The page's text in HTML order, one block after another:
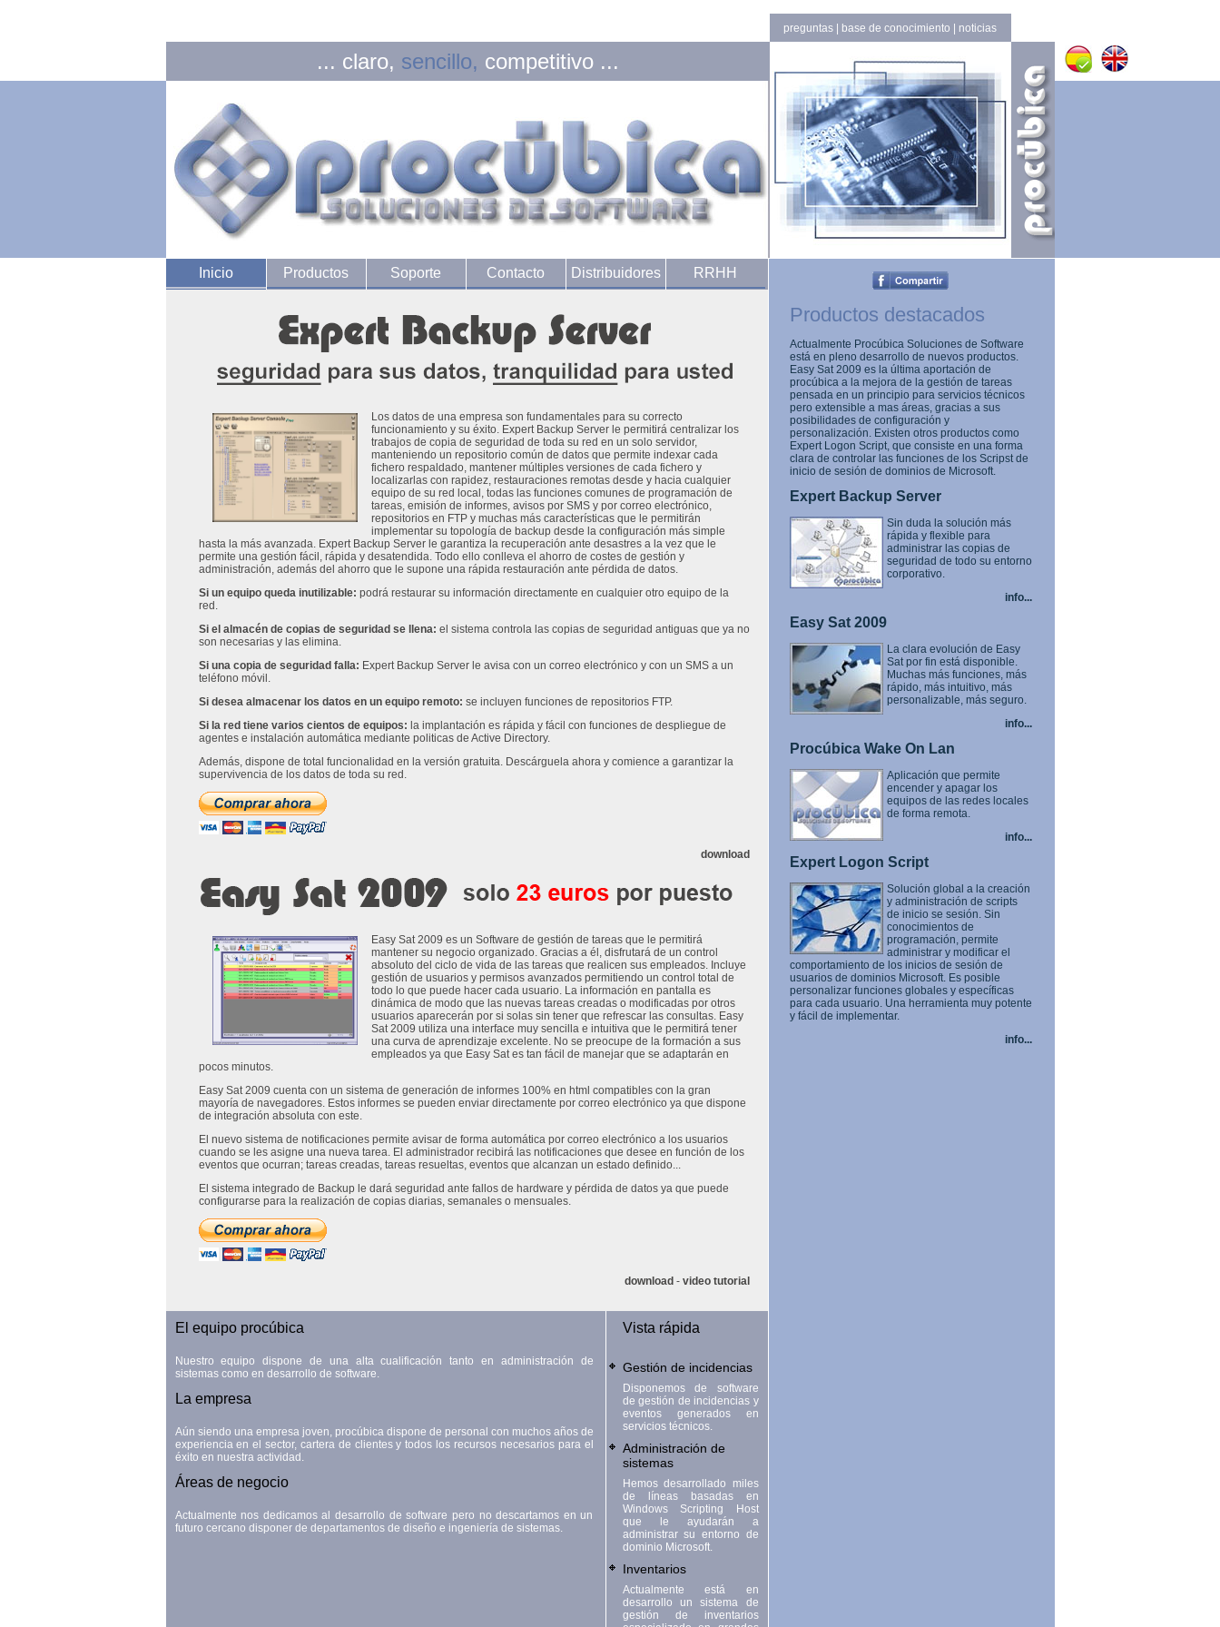
... claro, sencillo, competitivo ...
preguntas base de conocimiento noticias
Inicio Productos Soporte Contacto Distribuidores RRHH
Los datos de una empresa son fundamentales para su correcto
funcionamiento y su éxito. Expert Backup Server le permitirá centralizar los
trabajos de copia de seguridad de toda su red en un solo servidor,
manteniendo un repositorio común de datos que permite indexar cada
fichero respaldado, mantener múltiples versiones de cada fichero y
localizarlas con rapidez, restauraciones remotas desde y hacia cualquier
equipo de su red local, todas las funciones comunes de programación de
tareas, emisión de informes, avisos por SMS y por correo electrónico,
repositorios en FTP y muchas más características que le permitirán
implementar su topología de backup desde la configuración más simple
hasta la más avanzada. Expert Backup Server le garantiza la recuperación ante desastres a la vez que le
permite una gestión fácil, rápida y desatendida. Todo ello conlleva el ahorro de costes de gestión y
administración, además del ahorro que le supone una rápida restauración ante pérdida de datos.
Si un equipo queda inutilizable: podrá restaurar su información directamente en cualquier otro equipo de la
red.
Si el almacén de copias de seguridad se llena: el sistema controla las copias de seguridad antiguas que ya no
son necesarias y las elimina.
Si una copia de seguridad falla: Expert Backup Server le avisa con un correo electrónico y con un SMS a un
teléfono móvil.
Si desea almacenar los datos en un equipo remoto: se incluyen funciones de repositorios FTP.
Si la red tiene varios cientos de equipos: la implantación es rápida y fácil con funciones de despliegue de
agentes e instalación automática mediante politicas de Active Directory.
Además, dispone de total funcionalidad en la versión gratuita. Descárguela ahora y comience a garantizar la
supervivencia de los datos de toda su red.
download
Easy Sat 2009 es un Software de gestión de tareas que le permitirá
mantener su negocio organizado. Gracias a él, disfrutará de un control
absoluto del ciclo de vida de las tareas que realicen sus empleados. Incluye
gestión de usuarios y permisos avanzados permitiendo un control total de
todo lo que puede hacer cada usuario. La información en pantalla es
dinámica de modo que las nuevas tareas creadas o modificadas por otros
usuarios aparecerán por si solas sin tener que refrescar las consultas. Easy
Sat 2009 utiliza una interface muy sencilla e intuitiva que le permitirá tener
una curva de aprendizaje excelente. No se preocupe de la formación a sus
empleados ya que Easy Sat es tan fácil de manejar que se adaptarán en
pocos minutos.
Easy Sat 2009 cuenta con un sistema de generación de informes 100% en html compatibles con la gran
mayoría de navegadores. Estos informes se pueden enviar directamente por correo electrónico ya que dispone
de integración absoluta con este.
El nuevo sistema de notificaciones permite avisar de forma automática por correo electrónico a los usuarios
cuando se les asigne una nueva tarea. El administrador recibirá las notificaciones que desee en función de los
eventos que ocurran; tareas creadas, tareas resueltas, eventos que alcanzan un estado definido...
El sistema integrado de Backup le dará seguridad ante fallos de hardware y pérdida de datos ya que puede
configurarse para la realización de copias diarias, semanales o mensuales.
download - video tutorial
El equipo procúbica
Nuestro equipo dispone de una alta cualificación tanto en administración de
sistemas como en desarrollo de software.
La empresa
Aún siendo una empresa joven, procúbica dispone de personal con muchos años de
experiencia en el sector, cartera de clientes y todos los recursos necesarios para el
éxito en nuestra actividad.
Áreas de negocio
Actualmente nos dedicamos al desarrollo de software pero no descartamos en un
futuro cercano disponer de departamentos de diseño e ingeniería de sistemas.
Vista rápida
Gestión de incidencias
Disponemos de software
de gestión de incidencias y
eventos generados en
servicios técnicos.
Administración de
sistemas
Hemos desarrollado miles
de líneas basadas en
Windows Scripting Host
que le ayudarán a
administrar su entorno de
dominio Microsoft.
Inventarios
Actualmente está en
desarrollo un sistema de
gestión de inventarios
Productos destacados
Actualmente Procúbica Soluciones de Software
está en pleno desarrollo de nuevos productos.
Easy Sat 2009 es la última aportación de
procúbica a la mejora de la gestión de tareas
pensada en un principio para servicios técnicos
pero extensible a mas áreas, gracias a sus
posibilidades de configuración y
personalización. Existen otros productos como
Expert Logon Script, que consiste en una forma
clara de controlar las funciones de los Scripst de
inicio de sesión de dominios de Microsoft.
Expert Backup Server
Sin duda la solución más
rápida y flexible para
administrar las copias de
seguridad de todo su entorno
corporativo.
info...
Easy Sat 2009
La clara evolución de Easy
Sat por fin está disponible.
Muchas más funciones, más
rápido, más intuitivo, más
personalizable, más seguro.
info...
Procúbica Wake On Lan
Aplicación que permite
encender y apagar los
equipos de las redes locales
de forma remota.
info...
Expert Logon Script
Solución global a la creación
y administración de scripts
de inicio se sesión. Sin
conocimientos de
programación, permite
administrar y modificar el
comportamiento de los inicios de sesión de
usuarios de dominios Microsoft. Es posible
personalizar funciones globales y específicas
para cada usuario. Una herramienta muy potente
y fácil de implementar.
info...